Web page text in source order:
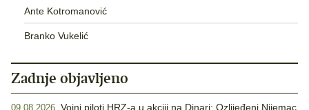
Ante Kotromanović
Branko Vukelić
Zadnje objavljeno
Vojni piloti HRZ-a u akciji na Dinari: Ozlijeđeni Nijemac